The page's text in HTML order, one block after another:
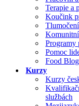
Terapie a
Koučink
Programy
Pomoc
Food Blog
Kurzy
Kurzy
službách